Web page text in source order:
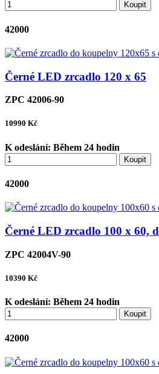
Koupit
42000
Černé LED zrcadlo 120 x 65
ZPC 42006-90
10990 Kč
K odeslání: Během 24 hodin
Koupit
42000
Černé LED zrcadlo 100 x 60,
ZPC 42004V-90
10390 Kč
K odeslání: Během 24 hodin
Koupit
42000